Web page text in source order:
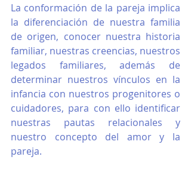
La conformación de la pareja implica
la diferenciación de nuestra familia
de origen, conocer nuestra historia
familiar, nuestras creencias, nuestros
legados familiares, además de
determinar nuestros vínculos en la
infancia con nuestros progenitores o
cuidadores, para con ello identificar
nuestras pautas relacionales y
nuestro concepto del amor y la
pareja.